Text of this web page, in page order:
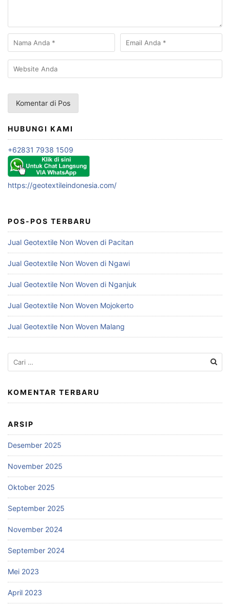
HUBUNGI KAMI
+62831 7938 1509
https://geotextileindonesia.com/
POS-POS TERBARU
Jual Geotextile Non Woven di Pacitan
Jual Geotextile Non Woven di Ngawi
Jual Geotextile Non Woven di Nganjuk
Jual Geotextile Non Woven Mojokerto
Jual Geotextile Non Woven Malang
Cari
untuk:
KOMENTAR TERBARU
ARSIP
Desember 2025
November 2025
Oktober 2025
September 2025
November 2024
September 2024
Mei 2023
April 2023